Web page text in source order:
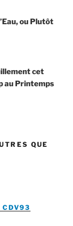
ou Plutôt
cet
au Printemps
QUE
CDV93